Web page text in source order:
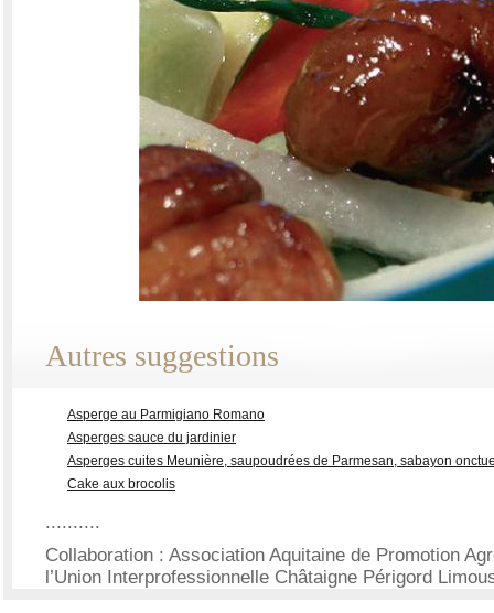
Autres suggestions
Asperge au Parmigiano Romano
Asperges sauce du jardinier
Asperges cuites Meunière, saupoudrées de Parmesan, sabayon
Cake aux brocolis
..........
Collaboration : Association Aquitaine de Promotion
l’Union Interprofessionnelle Châtaigne Périgord